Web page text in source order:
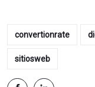
convertionrate
sitiosweb